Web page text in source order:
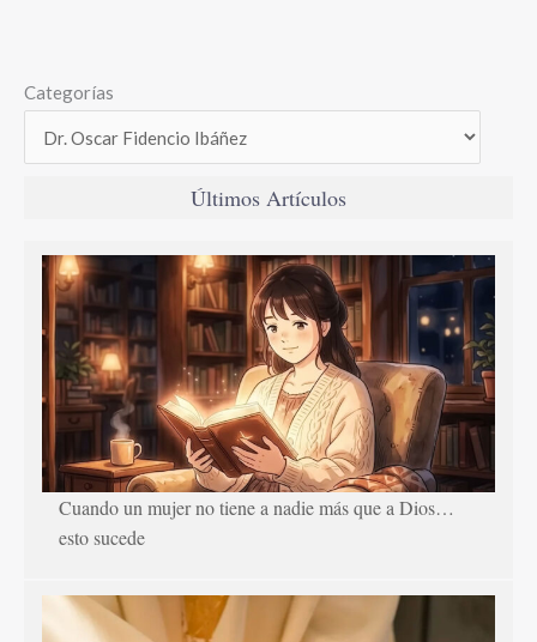
Categorías
Últimos Artículos
Cuando un mujer no tiene a nadie más que a Dios…
esto sucede